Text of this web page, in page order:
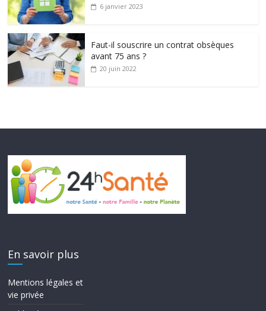
6 janvier 2023
Faut-il souscrire un contrat obsèques
avant 75 ans ?
20 juin 2022
En savoir plus
Mentions légales et
vie privée